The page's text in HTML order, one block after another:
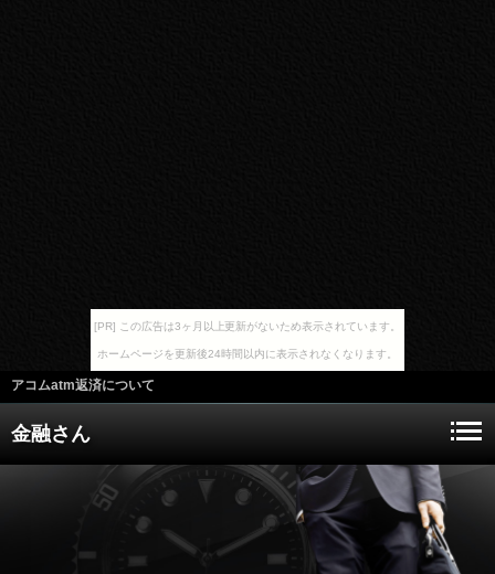
[PR] この広告は3ヶ月以上更新がないため表示されています。
ホームページを更新後24時間以内に表示されなくなります。
アコムatm返済について
金融さん